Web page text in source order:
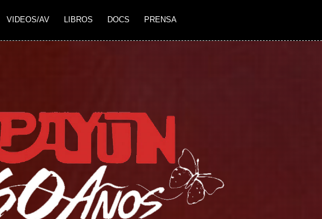
VIDEOS/AV LIBROS DOCS PRENSA